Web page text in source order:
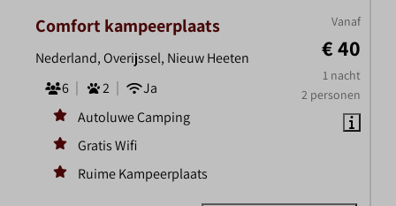
Vanaf
€ 40
1 nacht
2 personen
Comfort kampeerplaats
Nederland, Overijssel, Nieuw Heeten
6
2
Ja
Autoluwe Camping
Gratis Wifi
Ruime Kampeerplaats